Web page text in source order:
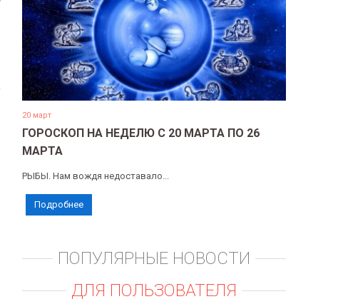
20 март
ГОРОСКОП НА НЕДЕЛЮ С 20 МАРТА ПО 26
МАРТА
РЫБЫ. Нам вождя недоставало...
Подробнее
ПОПУЛЯРНЫЕ НОВОСТИ
ДЛЯ ПОЛЬЗОВАТЕЛЯ